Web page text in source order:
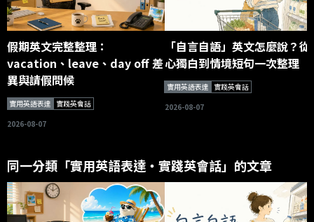
假期英文完整整理：
vacation、leave、day off 差
異與請假問候
實用英語表達 實踐英會話
2026-08-07
「自言自語」英文怎麼說？從
心獨白到情境短句一次整理
實用英語表達 實踐英會話
2026-08-07
同一分類「實用英語表達・實踐英會話」的文章